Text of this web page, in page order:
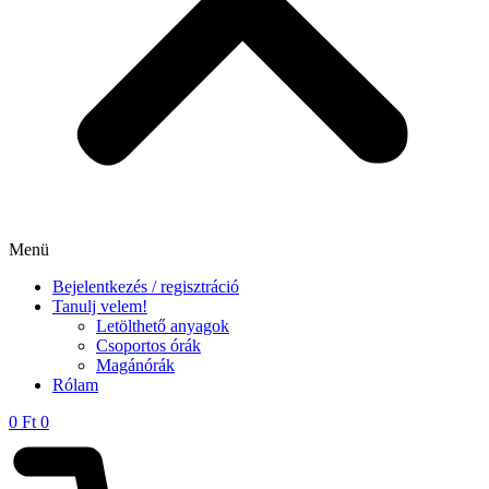
Menü
Bejelentkezés / regisztráció
Tanulj velem!
Letölthető anyagok
Csoportos órák
Magánórák
Rólam
0 Ft 0